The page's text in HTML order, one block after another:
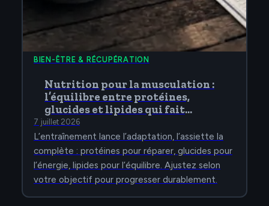
BIEN-ÊTRE & RÉCUPÉRATION
Nutrition pour la musculation :
l’équilibre entre protéines,
glucides et lipides qui fait
progresser
7 juillet 2026
L’entraînement lance l’adaptation, l’assiette la
complète : protéines pour réparer, glucides pour
l’énergie, lipides pour l’équilibre. Ajustez selon
votre objectif pour progresser durablement.